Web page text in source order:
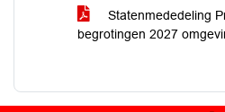
Statenmededeling
begrotingen 2027